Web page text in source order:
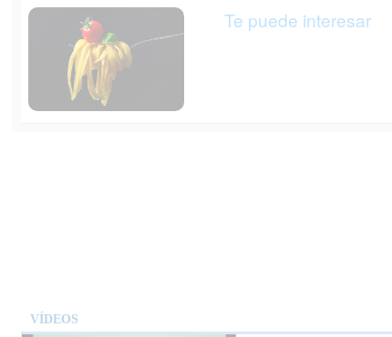
Te puede interesar
VÍDEOS